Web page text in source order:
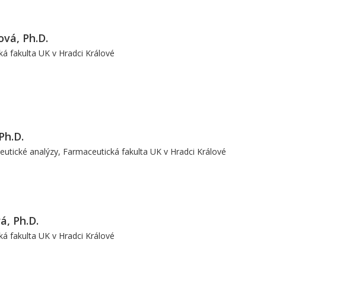
Ph.D.
fakulta UK v Hradci Králové
analýzy, Farmaceutická fakulta UK v Hradci Králové
Ph.D.
fakulta UK v Hradci Králové